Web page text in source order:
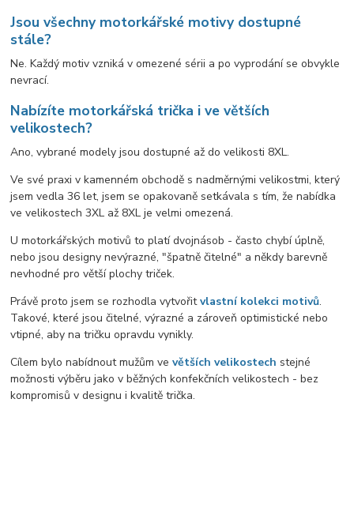
Jsou všechny motorkářské motivy dostupné
stále?
Ne. Každý motiv vzniká v omezené sérii a po vyprodání se obvykle
nevrací.
Nabízíte motorkářská trička i ve větších
velikostech?
Ano, vybrané modely jsou dostupné až do velikosti 8XL.
Ve své praxi v kamenném obchodě s nadměrnými velikostmi, který
jsem vedla 36 let, jsem se opakovaně setkávala s tím, že nabídka
ve velikostech 3XL až 8XL je velmi omezená.
U motorkářských motivů to platí dvojnásob - často chybí úplně,
nebo jsou designy nevýrazné, "špatně čitelné" a někdy barevně
nevhodné pro větší plochy triček.
Právě proto jsem se rozhodla vytvořitvlastní kolekci motivů.
Takové, které jsou čitelné, výrazné a zároveň optimistické nebo
vtipné, aby na tričku opravdu vynikly.
Cílem bylo nabídnout mužům vevětších velikostech stejné
možnosti výběru jako v běžných konfekčních velikostech - bez
kompromisů v designu i kvalitě trička.